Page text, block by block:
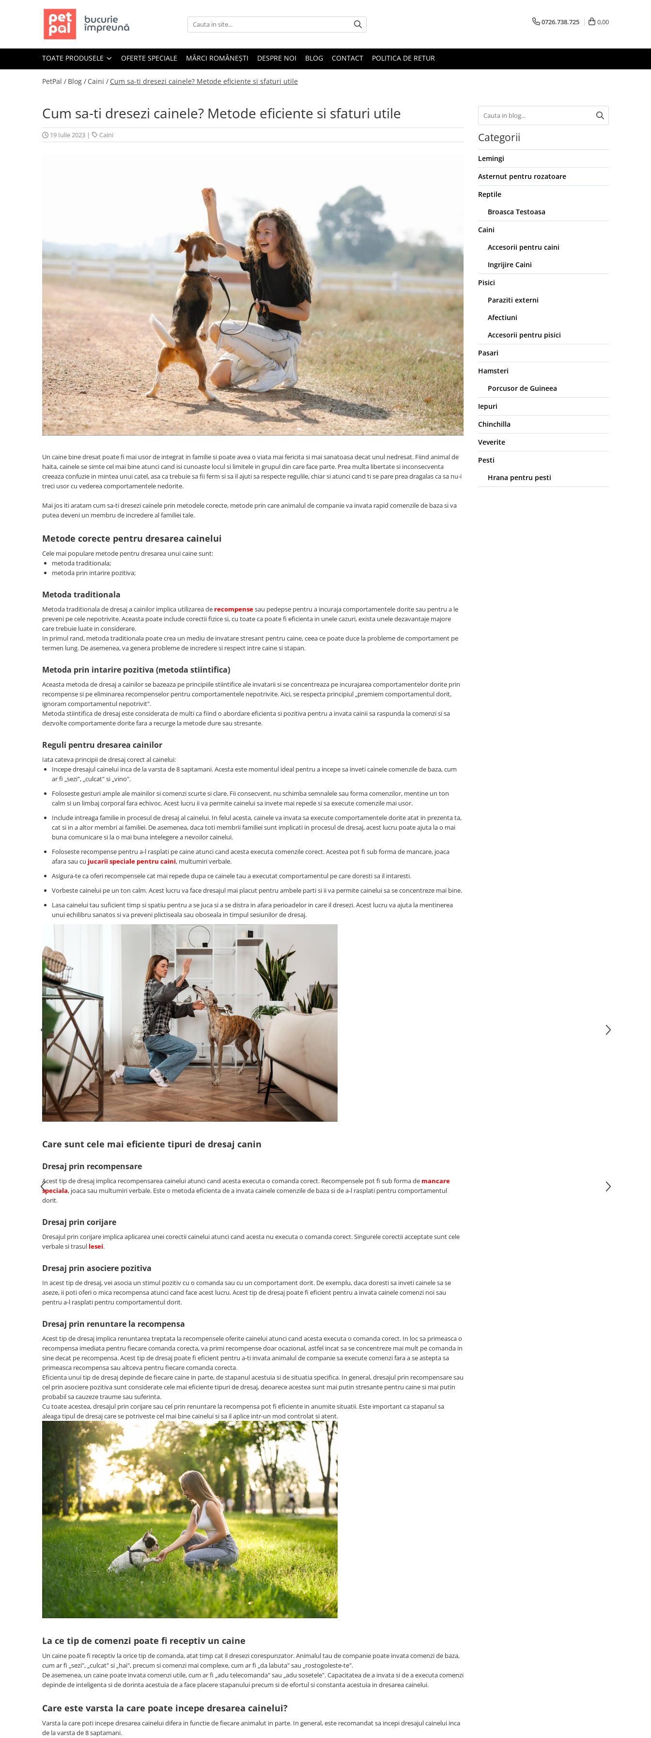
Toate Produsele
Câine Junior
Hrană Umedă Câini
Câine Junior
Câine Adult
Semi-umede
Șampoane Câini
Antiparazitare Câini
Vitamine Câini
Perii & Piepteni
Accesorii Câini
Culcușuri & Saltele Câini
Castroane și Adapatori
Cuști și Genți
Zgărzi, Lese & Hamuri
Haine Câini
Hrană Uscată Pisică
Pisică Adult
Hrană Umedă Pisică
Pisică Junior
Pisică Adult
Pisică Senior
Recompense Pisici
Semi-umede
Îngrijire Pisici
Așternut Igienic Pisici
Antiparazitare Pisici
Vitamine Pisici
Perii & Piepteni Pisici
Culcușuri & Saltele Pisici
Castroane & Adapatori Pisici
Cuști & Genți Pisici
Litiere Pisici
Zgărzi & Hamuri
Meniuri Păsări
Îngrijire Păsări
Așternut Igienic Păsări
Hrană Rozătoare
Fân Rozătoare
Meniuri Rozătoare
Delicii Rozătoare
Batoane Rozătoare
Îngrijire Rozătoare
Așternut Igienic Rozătoare
Accesorii Acvarii
Hrană Pești
Întreținere Acvariu
Tratament Apă
0726.738.725 0,00
TOATE PRODUSELE OFERTE SPECIALE MĂRCI ROMÂNEȘTI DESPRE NOI BLOG CONTACT POLITICA DE RETUR
PetPal / Blog / Caini / Cum sa-ti dresezi cainele? Metode eficiente si sfaturi utile
Cum sa-ti dresezi cainele? Metode eficiente si sfaturi utile
19 Iulie 2023 | Caini
Un caine bine dresat poate fi mai usor de integrat in familie si poate avea o viata mai fericita si mai sanatoasa decat unul nedresat. Fiind animal de
haita, cainele se simte cel mai bine atunci cand isi cunoaste locul si limitele in grupul din care face parte. Prea multa libertate si inconsecventa
creeaza confuzie in mintea unui catel, asa ca trebuie sa fii ferm si sa il ajuti sa respecte regulile, chiar si atunci cand ti se pare prea dragalas ca sa nu-i
treci usor cu vederea comportamentele nedorite.
Mai jos iti aratam cum sa-ti dresezi cainele prin metodele corecte, metode prin care animalul de companie va invata rapid comenzile de baza si va
putea deveni un membru de incredere al familiei tale.
Metode corecte pentru dresarea cainelui
Cele mai populare metode pentru dresarea unui caine sunt:
metoda traditionala;
metoda prin intarire pozitiva;
Metoda traditionala
Metoda traditionala de dresaj a cainilor implica utilizarea de recompensesau pedepse pentru a incuraja comportamentele dorite sau pentru a le
preveni pe cele nepotrivite. Aceasta poate include corectii fizice si, cu toate ca poate fi eficienta in unele cazuri, exista unele dezavantaje majore
care trebuie luate in considerare.
In primul rand, metoda traditionala poate crea un mediu de invatare stresant pentru caine, ceea ce poate duce la probleme de comportament pe
termen lung. De asemenea, va genera probleme de incredere si respect intre caine si stapan.
Metoda prin intarire pozitiva (metoda stiintifica)
Aceasta metoda de dresaj a cainilor se bazeaza pe principiile stiintifice ale invatarii si se concentreaza pe incurajarea comportamentelor dorite prin
recompense si pe eliminarea recompenselor pentru comportamentele nepotrivite. Aici, se respecta principiul „premiem comportamentul dorit,
ignoram comportamentul nepotrivit".
Metoda stiintifica de dresaj este considerata de multi ca fiind o abordare eficienta si pozitiva pentru a invata cainii sa raspunda la comenzi si sa
dezvolte comportamente dorite fara a recurge la metode dure sau stresante.
Reguli pentru dresarea cainilor
Iata cateva principii de dresaj corect al cainelui:
Incepe dresajul cainelui inca de la varsta de 8 saptamani. Acesta este momentul ideal pentru a incepe sa inveti cainele comenzile de baza, cum
ar fi „sezi", „culcat" si „vino".
Foloseste gesturi ample ale mainilor si comenzi scurte si clare. Fii consecvent, nu schimba semnalele sau forma comenzilor, mentine un ton
calm si un limbaj corporal fara echivoc. Acest lucru ii va permite cainelui sa invete mai repede si sa execute comenzile mai usor.
Include intreaga familie in procesul de dresaj al cainelui. In felul acesta, cainele va invata sa execute comportamentele dorite atat in prezenta ta,
cat si in a altor membri ai familiei. De asemenea, daca toti membrii familiei sunt implicati in procesul de dresaj, acest lucru poate ajuta la o mai
buna comunicare si la o mai buna intelegere a nevoilor cainelui.
Foloseste recompense pentru a-l rasplati pe caine atunci cand acesta executa comenzile corect. Acestea pot fi sub forma de mancare, joaca
afara sau cu jucarii speciale pentru caini, multumiri verbale.
Asigura-te ca oferi recompensele cat mai repede dupa ce cainele tau a executat comportamentul pe care doresti sa il intaresti.
Vorbeste cainelui pe un ton calm. Acest lucru va face dresajul mai placut pentru ambele parti si ii va permite cainelui sa se concentreze mai bine.
Lasa cainelui tau suficient timp si spatiu pentru a se juca si a se distra in afara perioadelor in care il dresezi. Acest lucru va ajuta la mentinerea
unui echilibru sanatos si va preveni plictiseala sau oboseala in timpul sesiunilor de dresaj.
Care sunt cele mai eficiente tipuri de dresaj canin
Dresaj prin recompensare
Acest tip de dresaj implica recompensarea cainelui atunci cand acesta executa o comanda corect. Recompensele pot fi sub forma de mancare
speciala, joaca sau multumiri verbale. Este o metoda eficienta de a invata cainele comenzile de baza si de a-l rasplati pentru comportamentul
dorit.
Dresaj prin corijare
Dresajul prin corijare implica aplicarea unei corectii cainelui atunci cand acesta nu executa o comanda corect. Singurele corectii acceptate sunt cele
verbale si trasul lesei.
Dresaj prin asociere pozitiva
In acest tip de dresaj, vei asocia un stimul pozitiv cu o comanda sau cu un comportament dorit. De exemplu, daca doresti sa inveti cainele sa se
aseze, ii poti oferi o mica recompensa atunci cand face acest lucru. Acest tip de dresaj poate fi eficient pentru a invata cainele comenzi noi sau
pentru a-l rasplati pentru comportamentul dorit.
Dresaj prin renuntare la recompensa
Acest tip de dresaj implica renuntarea treptata la recompensele oferite cainelui atunci cand acesta executa o comanda corect. In loc sa primeasca o
recompensa imediata pentru fiecare comanda corecta, va primi recompense doar ocazional, astfel incat sa se concentreze mai mult pe comanda in
sine decat pe recompensa. Acest tip de dresaj poate fi eficient pentru a-ti invata animalul de companie sa execute comenzi fara a se astepta sa
primeasca recompensa sau altceva pentru fiecare comanda corecta.
Eficienta unui tip de dresaj depinde de fiecare caine in parte, de stapanul acestuia si de situatia specifica. In general, dresajul prin recompensare sau
cel prin asociere pozitiva sunt considerate cele mai eficiente tipuri de dresaj, deoarece acestea sunt mai putin stresante pentru caine si mai putin
probabil sa cauzeze traume sau suferinta.
Cu toate acestea, dresajul prin corijare sau cel prin renuntare la recompensa pot fi eficiente in anumite situatii. Este important ca stapanul sa
aleaga tipul de dresaj care se potriveste cel mai bine cainelui si sa il aplice intr-un mod controlat si atent.
La ce tip de comenzi poate fi receptiv un caine
Un caine poate fi receptiv la orice tip de comanda, atat timp cat il dresezi corespunzator. Animalul tau de companie poate invata comenzi de baza,
cum ar fi „sezi", „culcat" si „hai", precum si comenzi mai complexe, cum ar fi „da labuta" sau „rostogoleste-te".
De asemenea, un caine poate invata comenzi utile, cum ar fi „adu telecomanda" sau „adu sosetele". Capacitatea de a invata si de a executa comenzi
depinde de inteligenta si de dorinta acestuia de a face placere stapanului precum si de efortul si constanta acestuia in dresarea cainelui.
Care este varsta la care poate incepe dresarea cainelui?
Varsta la care poti incepe dresarea cainelui difera in functie de fiecare animalut in parte. In general, este recomandat sa incepi dresajul cainelui inca
de la varsta de 8 saptamani.
Categorii
Lemingi
Asternut pentru rozatoare
Reptile
Broasca Testoasa
Caini
Accesorii pentru caini
Ingrijire Caini
Pisici
Paraziti externi
Afectiuni
Accesorii pentru pisici
Pasari
Hamsteri
Porcusor de Guineea
Iepuri
Chinchilla
Veverite
Pesti
Hrana pentru pesti